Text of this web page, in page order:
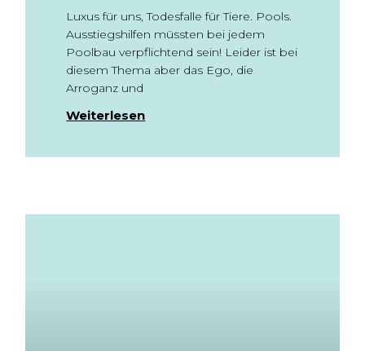
Luxus für uns, Todesfalle für Tiere. Pools.
Ausstiegshilfen müssten bei jedem
Poolbau verpflichtend sein! Leider ist bei
diesem Thema aber das Ego, die
Arroganz und
Weiterlesen